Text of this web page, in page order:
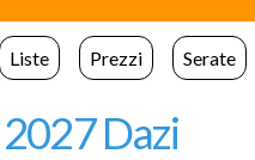
Liste Prezzi Serate
Dazi